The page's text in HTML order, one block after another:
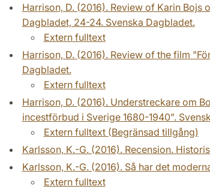
Harrison, D. (2016). Review of Karin Bojs
Dagbladet, 24-24. Svenska Dagbladet.
Extern fulltext
Harrison, D. (2016). Review of the film
Dagbladet.
Extern fulltext
Harrison, D. (2016). Understreckare om
incestförbud i Sverige 1680-1940".
Extern fulltext (Begränsad tillgång)
Karlsson, K.-G. (2016). Recension.
Karlsson, K.-G. (2016). Så har det
Extern fulltext